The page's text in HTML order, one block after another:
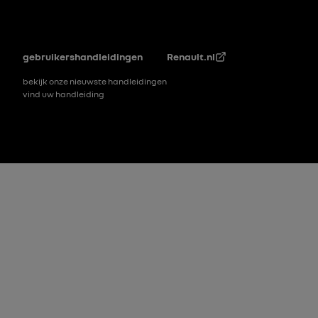
Voettekst
gebruikershandleidingen
bekijk onze nieuwste handleidingen
vind uw handleiding
Renault.nl